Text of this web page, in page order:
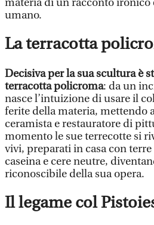
materia di un racconto ironico
umano.
La terracotta
Decisiva per la sua scultura è
terracotta policroma: da un
nasce l’intuizione di usare il
ferite della materia, mettendo
ceramista e restauratore di
momento le sue terrecotte si
vivi, preparati in casa con
caseina e cere neutre,
riconoscibile della sua opera.
Il legame col